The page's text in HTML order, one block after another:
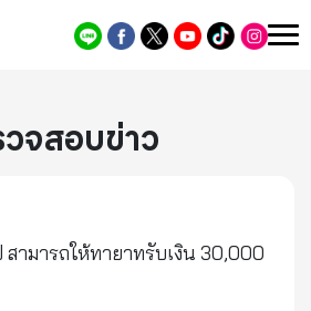
จสอบข่าว
สามารถให้ทายาทรับเงิน 30,000